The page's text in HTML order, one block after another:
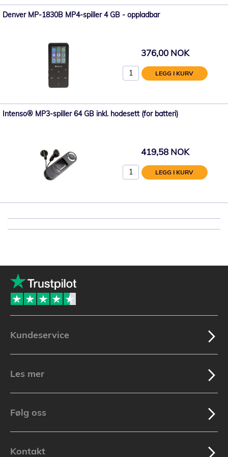
Denver MP-1830B MP4-spiller 4 GB - oppladbar
376,00 NOK
LEGG I KURV
Intenso® MP3-spiller 64 GB inkl. hodesett (for batteri)
419,58 NOK
LEGG I KURV
Kundeservice
Les mer
Følg oss
Kontakt